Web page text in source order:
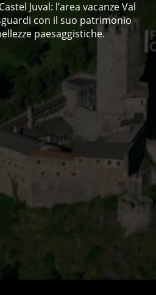
Juval: l’area vacanze Val
con il suo patrimonio
paesaggistiche.